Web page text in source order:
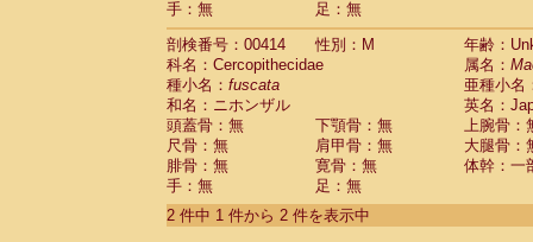
Cebidae Aotus trivirgatus
Cebidae Cebus albifrons
CebidaeCebus apella
Cebidae
CebidaeCebus nigrivittatus
Cebidae Cebusspp.(0)
Cebidae Saimiri boliviensis
Cebidae Saimiri sciureus
Atelidae Alouatta caraya
AtelidaeAlouatta fusca
AtelidaeAlouatta seniculus
手：無
足：無
剖検番号：00414
性別：M
年齢：
科名：Cercopithecidae
属名：
種小名： fuscata
亜種小名
和名：ニホンザル
英名：
頭蓋骨：無
下顎骨：無
上腕骨：
尺骨：無
肩甲骨：無
大腿骨：
腓骨：無
寛骨：無
体幹：一
手：無
足：無
2 件中 1 件から 2 件を表示中